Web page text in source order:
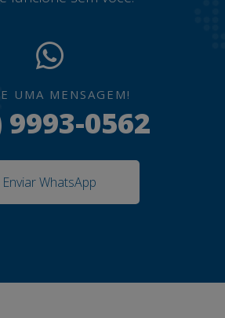
UMA MENSAGEM!
9993-0562
Enviar WhatsApp